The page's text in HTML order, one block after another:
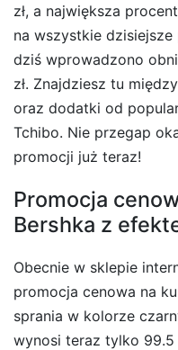
zł, a największa
na wszystkie dzisiejsze
dziś wprowadzono
zł. Znajdziesz tu
oraz dodatki od
Tchibo. Nie przegap
promocji już teraz!
Promocja
Bershka z
Obecnie w sklepie
promocja cenowa na
sprania w kolorze
wynosi teraz tylko 99.5